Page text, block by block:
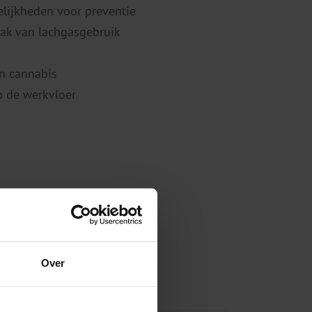
Over
voor preventie
van lachgasgebruik
cannabis
de werkvloer